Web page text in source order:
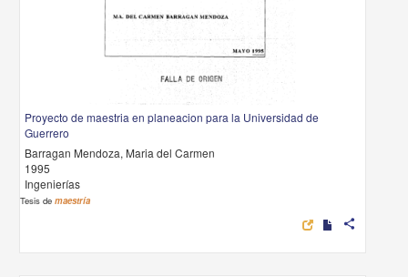
Proyecto de maestria en planeacion para la Universidad de
Guerrero
Barragan Mendoza, Maria del Carmen
1995
Ingenierías
Tesis demaestría
share